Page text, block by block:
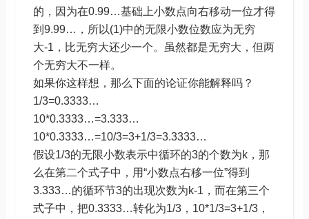
的，因为在0.99…基础上小数点向右移动一位才得
到9.99…，所以(1)中的无限小数位数应为无穷
大-1，比无穷大还少一个。虽然都是无穷大，但两
个无穷大不一样。
如果你这样想，那么下面的论证你能解释吗？
1/3=0.3333…
10*0.3333…=3.333…
10*0.3333…=10/3=3+1/3=3.3333…
假设1/3的无限小数表示中循环的3的个数为k，那
么在第二个式子中，用“小数点右移一位”得到
3.333…的循环节3的出现次数为k-1，而在第三个
式子中，把0.3333…转化为1/3，10*1/3=3+1/3，